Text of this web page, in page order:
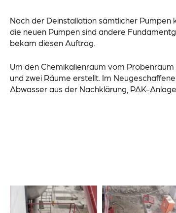
Nach der Deinstallation sämtlicher
die neuen Pumpen sind andere
bekam diesen Auftrag.
Um den Chemikalienraum vom
und zwei Räume erstellt. Im
Abwasser aus der Nachklärung, PAK-